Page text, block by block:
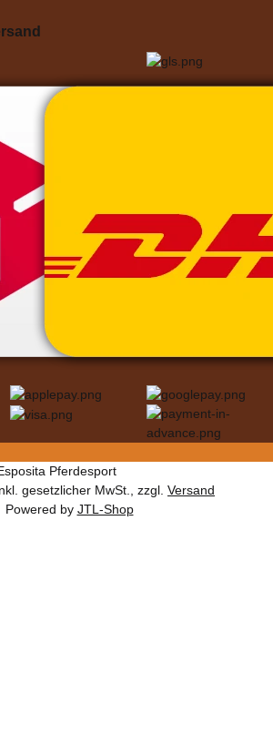
Pferdesport
gesetzlicher MwSt., zzgl. Versand
Powered by JTL-Shop